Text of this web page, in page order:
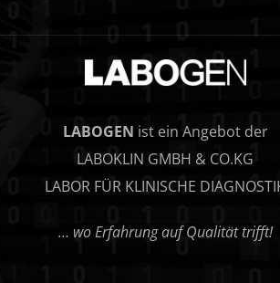
LABOGEN ist ein Angebot der
LABOKLIN GMBH & CO.KG
LABOR FÜR KLINISCHE
… wo Erfahrung auf Qualität trifft!